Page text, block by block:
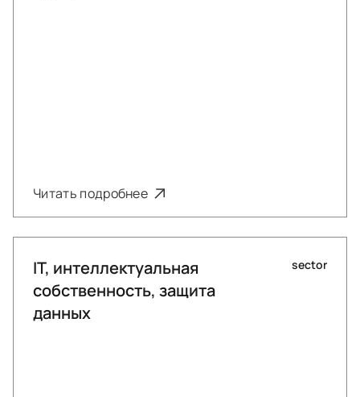
Читать подробнее
IT, интеллектуальная
собственность, защита
данных
sector